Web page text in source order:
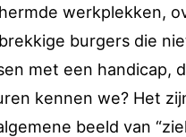
werkplekken,
burgers die
met een handicap,
kennen we? Het
beeld van